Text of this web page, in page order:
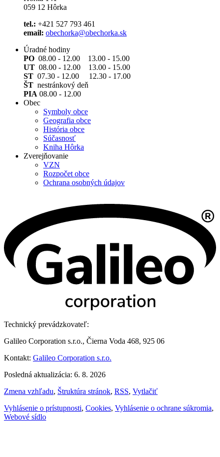
059 12 Hôrka
tel.: +421 527 793 461
email: obechorka@obechorka.sk
Úradné hodiny
PO 08.00 - 12.00 13.00 - 15.00
UT 08.00 - 12.00 13.00 - 15.00
ST 07.30 - 12.00 12.30 - 17.00
ŠT nestránkový deň
PIA 08.00 - 12.00
Obec
Symboly obce
Geografia obce
História obce
Súčasnosť
Kniha Hôrka
Zverejňovanie
VZN
Rozpočet obce
Ochrana osobných údajov
Technický prevádzkovateľ:
Galileo Corporation s.r.o., Čierna Voda 468, 925 06
Kontakt: Galileo Corporation s.r.o.
Posledná aktualizácia: 6. 8. 2026
Zmena vzhľadu, Štruktúra stránok, RSS, Vytlačiť
Vyhlásenie o prístupnosti, Cookies, Vyhlásenie o ochrane súkromia,
Webové sídlo